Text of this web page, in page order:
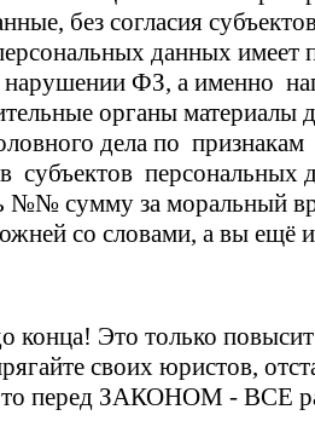
без согласия
данных имеет
ФЗ, а именно
органы материалы
дела по признакам
субъектов персональных
№№ сумму за моральный
со словами, а вы ещё
конца! Это только
своих юристов,
перед ЗАКОНОМ - ВСЕ